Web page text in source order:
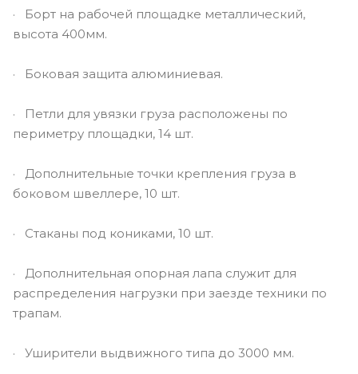
· Борт на рабочей площадке металлический,
высота 400мм.
· Боковая защита алюминиевая.
· Петли для увязки груза расположены по
периметру площадки, 14 шт.
· Дополнительные точки крепления груза в
боковом швеллере, 10 шт.
· Стаканы под кониками, 10 шт.
· Дополнительная опорная лапа служит для
распределения нагрузки при заезде техники по
трапам.
· Уширители выдвижного типа до 3000 мм.